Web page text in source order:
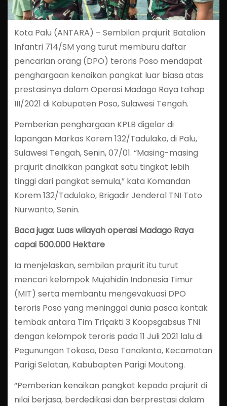
Kota Palu (ANTARA) – Sembilan prajurit Batalion
Infantri 714/SM yang turut memburu daftar
pencarian orang (DPO) teroris Poso mendapat
penghargaan kenaikan pangkat luar biasa atas
prestasinya dalam Operasi Madago Raya tahap
III/2021 di Kabupaten Poso, Sulawesi Tengah.
Pemberian penghargaan KPLB digelar di
lapangan Markas Korem 132/Tadulako, di Palu,
Sulawesi Tengah, Senin, 07/01. “Masing-masing
prajurit dinaikkan pangkat satu tingkat lebih
tinggi dari pangkat semula,” kata Komandan
Korem 132/Tadulako, Brigadir Jenderal TNI Toto
Nurwanto, Senin.
Baca juga: Luas wilayah operasi Madago Raya
capai 500.000 Hektare
Ia menjelaskan, sembilan prajurit itu turut
mencari kelompok Mujahidin Indonesia Timur
(MIT) serta membantu mengevakuasi DPO
teroris Poso yang meninggal dunia pasca kontak
tembak antara Tim Triçakti 3 Koopsgabsus TNI
dengan kelompok teroris pada 11 Juli 2021 lalu di
Pegunungan Tokasa, Desa Tanalanto, Kecamatan
Parigi Selatan, Kabubapten Parigi Moutong.
“Pemberian kenaikan pangkat kepada prajurit di
nilai berjasa, berdedikasi dan berprestasi dalam